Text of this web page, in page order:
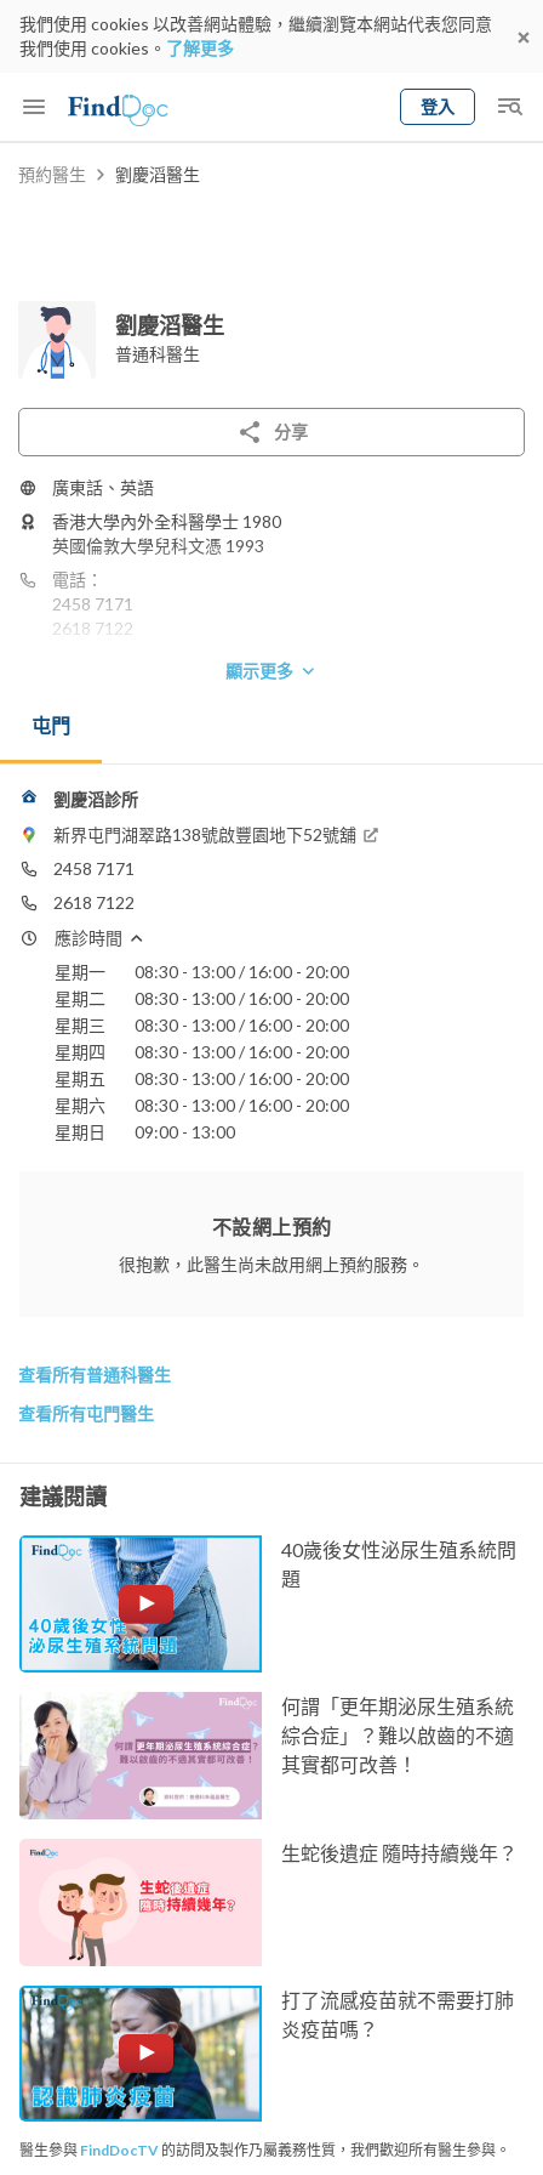
我們使用 cookies 以改善網站體驗，繼續瀏覽本網站代表您同意
我們使用 cookies。 了解更多
登入
Keyword
預約醫生 劉慶滔醫生
劉慶滔醫生
普通科醫生
分享
廣東話、英語
香港大學內外全科醫學士 1980
英國倫敦大學兒科文憑 1993
電話：
2458 7171
2618 7122
lauaaa2001@yahoo.com.hk
顯示更多
屯門
劉慶滔診所
新界屯門湖翠路138號啟豐園地下52號舖
2458 7171
2618 7122
應診時間
星期一
08:30 - 13:00 / 16:00 - 20:00
星期二
08:30 - 13:00 / 16:00 - 20:00
星期三
08:30 - 13:00 / 16:00 - 20:00
星期四
08:30 - 13:00 / 16:00 - 20:00
星期五
08:30 - 13:00 / 16:00 - 20:00
星期六
08:30 - 13:00 / 16:00 - 20:00
星期日
09:00 - 13:00
不設網上預約
很抱歉，此醫生尚未啟用網上預約服務。
查看所有普通科醫生
查看所有屯門醫生
建議閱讀
40歲後女性泌尿生殖系統問
題
何謂「更年期泌尿生殖系統
綜合症」？難以啟齒的不適
其實都可改善！
生蛇後遺症 隨時持續幾年？
打了流感疫苗就不需要打肺
炎疫苗嗎？
醫生參與 FindDocTV 的訪問及製作乃屬義務性質，我們歡迎所有醫生參與。